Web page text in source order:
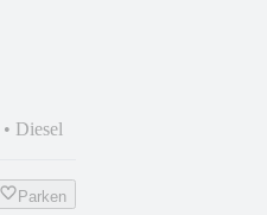
• Diesel
Parken